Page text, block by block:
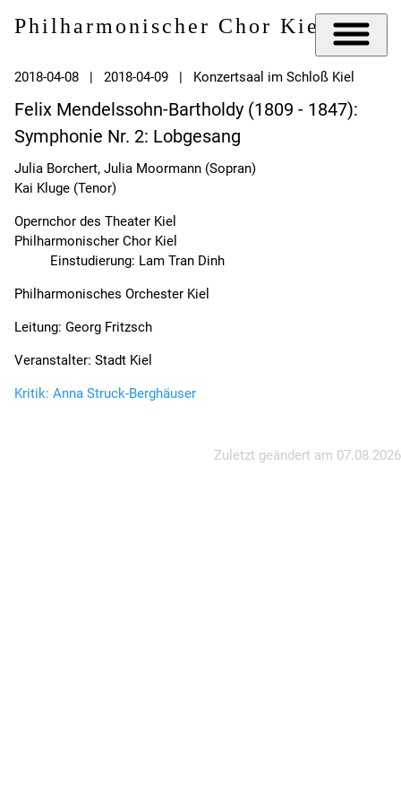
Philharmonischer Chor Kiel e.V.
2018-04-08 | 2018-04-09 | Konzertsaal im Schloß Kiel
Felix Mendelssohn-Bartholdy (1809 - 1847):
Symphonie Nr. 2: Lobgesang
Julia Borchert, Julia Moormann (Sopran)
Kai Kluge (Tenor)
Opernchor des Theater Kiel
Philharmonischer Chor Kiel
Einstudierung: Lam Tran Dinh
Philharmonisches Orchester Kiel
Leitung: Georg Fritzsch
Veranstalter: Stadt Kiel
Kritik: Anna Struck-Berghäuser
Zuletzt geändert am 07.08.2026